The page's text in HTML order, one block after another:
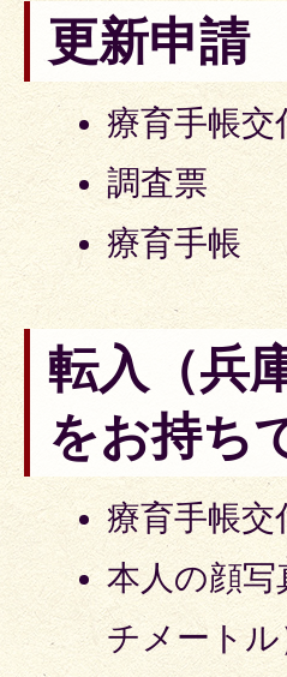
更新申請
療育手帳交
調査票
療育手帳
転入（兵
をお持ち
療育手帳交
本人の顔
チメートル